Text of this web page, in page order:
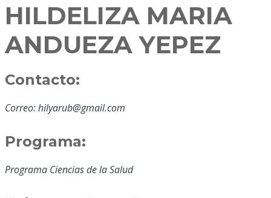
HILDELIZA MARIA
ANDUEZA YEPEZ
Contacto:
Correo: hilyarub@gmail.com
Programa:
Programa Ciencias de la Salud